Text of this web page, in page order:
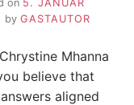
on 5. JANUAR
by GASTAUTOR
Mhanna
believe that
aligned